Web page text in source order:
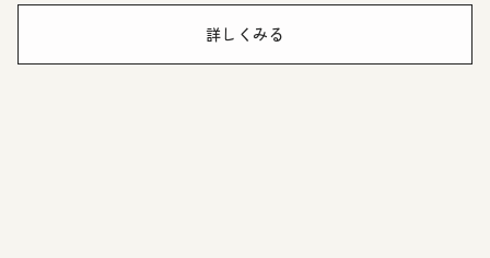
詳しくみる